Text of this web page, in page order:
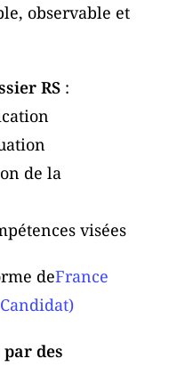
observable et
RS :
de la
visées
deFrance
des